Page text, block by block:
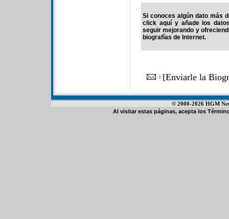
Si conoces algún dato más
click aquí y añade los
seguir mejorando y
biografías de Internet.
[Enviarle la
© 2000-2026 HGM
Al visitar estas páginas, acepta los